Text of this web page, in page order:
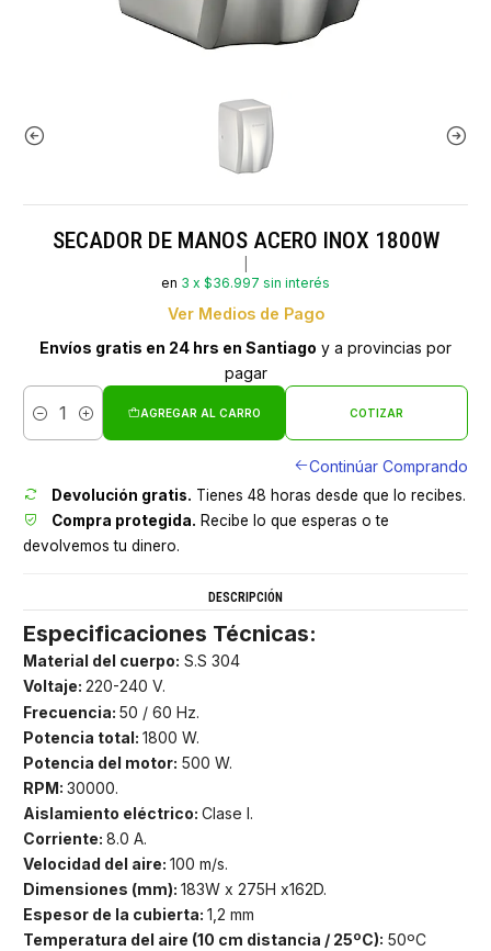
SECADOR DE MANOS ACERO INOX 1800W
en 3 x $36.997 sin interés
Ver Medios de Pago
Envíos gratis en 24 hrs en Santiago y a provincias por
pagar
Cantidad
AGREGAR AL CARRO COTIZAR
Continúar Comprando
Devolución gratis. Tienes 48 horas desde que lo recibes.
Compra protegida. Recibe lo que esperas o te
devolvemos tu dinero.
DESCRIPCIÓN
Especificaciones Técnicas:
Material del cuerpo: S.S 304
Voltaje: 220-240 V.
Frecuencia: 50 / 60 Hz.
Potencia total: 1800 W.
Potencia del motor: 500 W.
RPM: 30000.
Aislamiento eléctrico: Clase I.
Corriente: 8.0 A.
Velocidad del aire: 100 m/s.
Dimensiones (mm): 183W x 275H x162D.
Espesor de la cubierta: 1,2 mm
Temperatura del aire (10 cm distancia / 25ºC): 50ºC